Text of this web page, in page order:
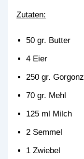
Zutaten:
50 gr. Butter
4 Eier
250 gr.
70 gr. Mehl
125 ml Milch
2 Semmel
1 Zwiebel